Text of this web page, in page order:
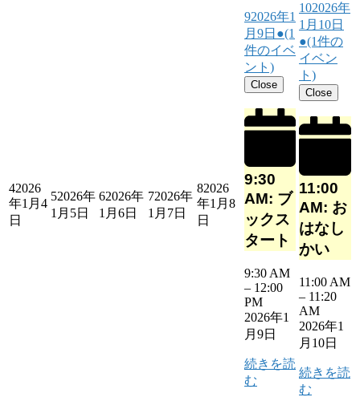
42026
年1月4
日
52026年
1月5日
62026年
1月6日
72026年
1月7日
82026
年1月8
日
92026年1
月9日 ●(1
件のイベ
ント)
Close
9:30
AM: ブ
ックス
タート
9:30 AM
– 12:00
PM
2026年1
月9日
続きを読
む
102026年
1月10日
●(1件の
イベン
ト)
Close
11:00
AM: お
はなし
かい
11:00 AM
– 11:20
AM
2026年1
月10日
続きを読
む